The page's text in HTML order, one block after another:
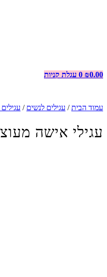
₪0.00
0 עגלת קניות
עמוד הבית/ עגילים לנשים /
עגילי אישה